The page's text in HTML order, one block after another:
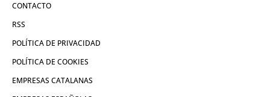
CONTACTO
RSS
POLÍTICA DE PRIVACIDAD
POLÍTICA DE COOKIES
EMPRESAS CATALANAS